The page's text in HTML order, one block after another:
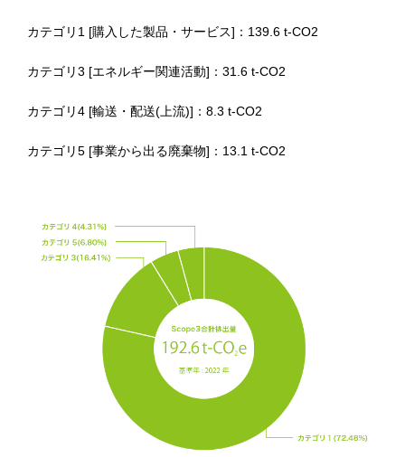
カテゴリ1 [購入した製品・サービス]：139.6 t-CO2
カテゴリ3 [エネルギー関連活動]：31.6 t-CO2
カテゴリ4 [輸送・配送(上流)]：8.3 t-CO2
カテゴリ5 [事業から出る廃棄物]：13.1 t-CO2